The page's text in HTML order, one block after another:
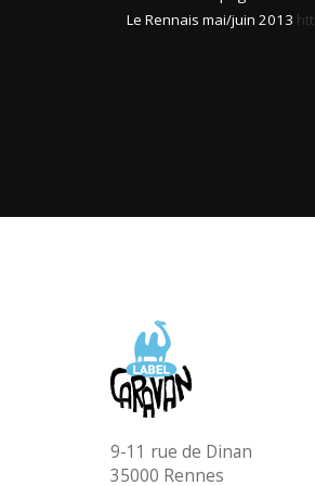
Le Rennais mai/juin 2013
9-11 rue de Dinan
35000 Rennes